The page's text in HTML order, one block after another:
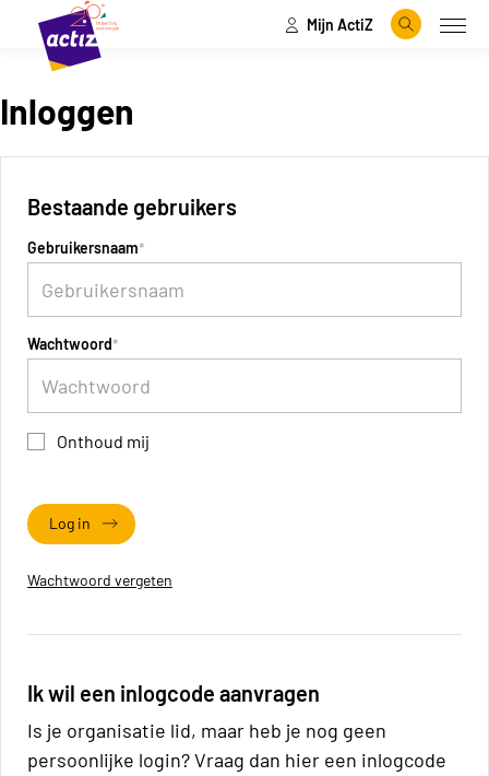
Naar hoofdinhoud
Naar menu Mijn ActiZ
Zoeken
Inloggen
Bestaande gebruikers
Gebruikersnaam
Wachtwoord
Onthoud mij
Log in
Wachtwoord vergeten
Ik wil een inlogcode aanvragen
Is je organisatie lid, maar heb je nog geen
persoonlijke login? Vraag dan hier een inlogcode